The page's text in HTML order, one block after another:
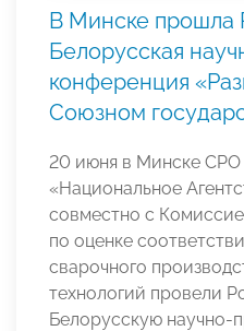
В Минске прошла
Белорусская
конференция
Союзном
20 июня в Минске СРО
«Национальное
совместно с
по оценке
сварочного
технологий провели
Белорусскую научно-